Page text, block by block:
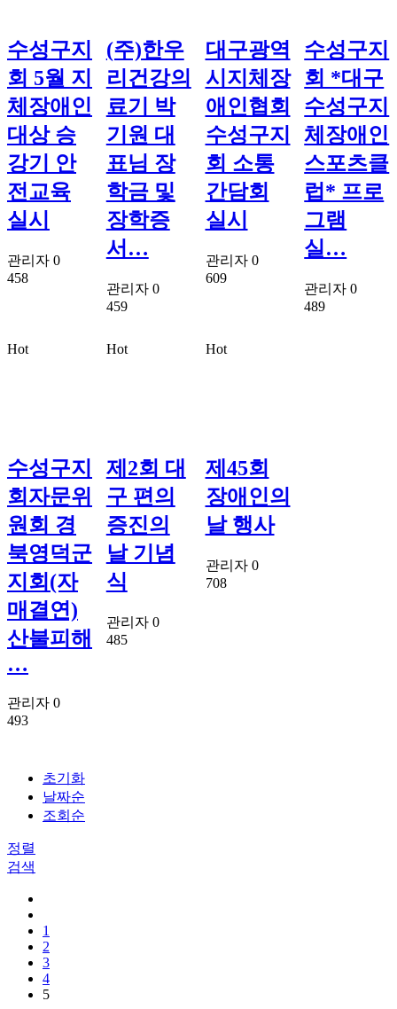
수성구지
회 5월 지
체장애인
대상 승
강기 안
전교육
실시
관리자 0
458
(주)한우
리건강의
료기 박
기원 대
표님 장
학금 및
장학증
서…
관리자 0
459
대구광역
시지체장
애인협회
수성구지
회 소통
간담회
실시
관리자 0
609
수성구지
회 *대구
수성구지
체장애인
스포츠클
럽* 프로
그램
실…
관리자 0
489
Hot
수성구지
회자문위
원회 경
북영덕군
지회(자
매결연)
산불피해
…
관리자 0
493
Hot
제2회 대
구 편의
증진의
날 기념
식
관리자 0
485
Hot
제45회
장애인의
날 행사
관리자 0
708
초기화
날짜순
조회순
정렬
검색
1
2
3
4
5